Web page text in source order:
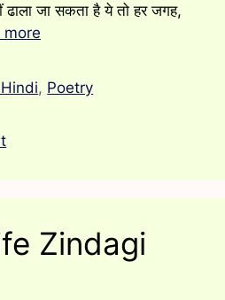
जा सकता है ये तो हर जगह,
more
, Poetry
Zindagi